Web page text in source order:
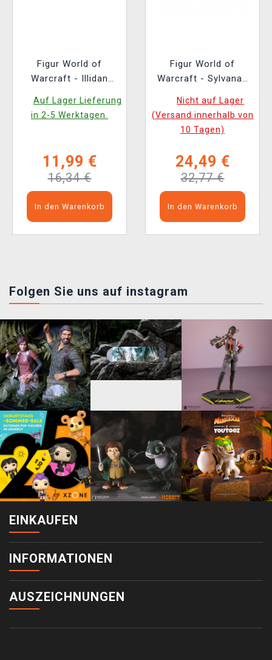
Figur World of
Warcraft - Illidan
1101)
Auf Lager Lieferung
in 2-5 Werktagen.
11,99 €
16,34 €
In den Warenkorb
Figur World of
Warcraft - Sylvanas
Games 990)
Nicht auf Lager
(Versand innerhalb von
10 Tagen)
24,49 €
32,77 €
In den Warenkorb
Folgen Sie uns auf instagram
EINKAUFEN
INFORMATIONEN
AUSZEICHNUNGEN